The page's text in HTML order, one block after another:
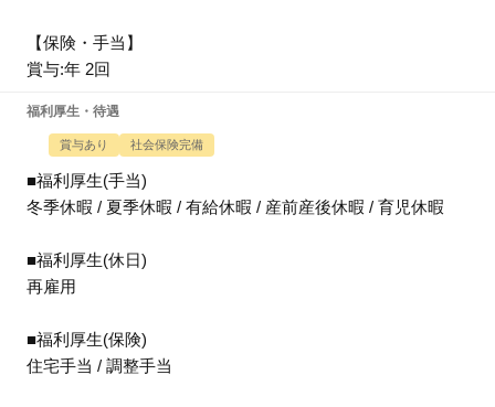
【保険・手当】
賞与:年 2回
福利厚生・待遇
賞与あり 社会保険完備
■福利厚生(手当)
冬季休暇 / 夏季休暇 / 有給休暇 / 産前産後休暇 / 育児休暇
■福利厚生(休日)
再雇用
■福利厚生(保険)
住宅手当 / 調整手当